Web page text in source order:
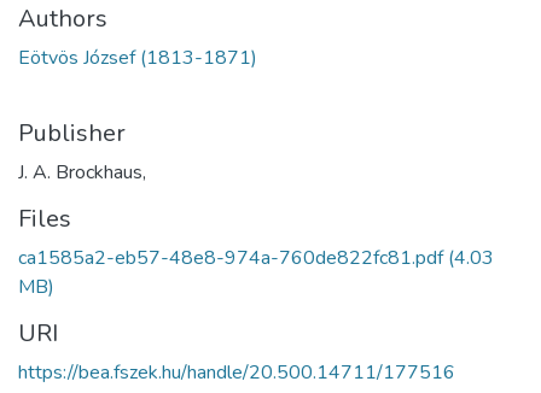
Authors
Eötvös József (1813-1871)
Publisher
J. A. Brockhaus,
Files
ca1585a2-eb57-48e8-974a-760de822fc81.pdf(4.03
MB)
URI
https://bea.fszek.hu/handle/20.500.14711/177516